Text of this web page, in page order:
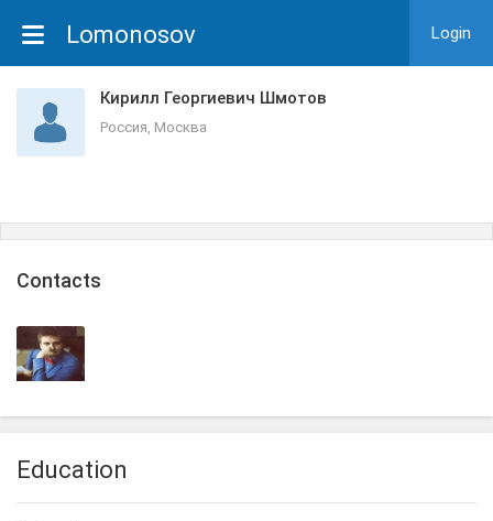
Lomonosov Login
Кирилл Георгиевич Шмотов
Россия, Москва
Сontacts
Education